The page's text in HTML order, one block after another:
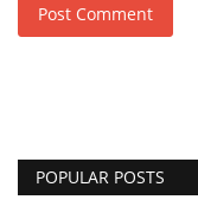
Post Comment
POPULAR POSTS